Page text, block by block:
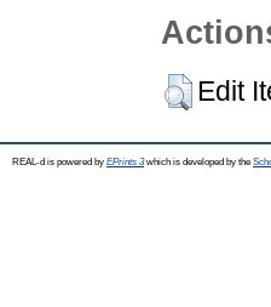
Edit
REAL-d is powered by EPrints 3which is developed by the